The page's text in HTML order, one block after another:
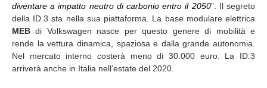
diventare a impatto neutro di carbonio entro il 2050”. Il segreto
della ID.3 sta nella sua piattaforma. La base modulare elettrica
MEB di Volkswagen nasce per questo genere di mobilità e
rende la vettura dinamica, spaziosa e dalla grande autonomia.
Nel mercato interno costerà meno di 30.000 euro. La ID.3
arriverà anche in Italia nell’estate del 2020.